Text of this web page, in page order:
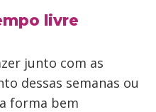
livre
junto com as
dessas semanas ou
forma bem